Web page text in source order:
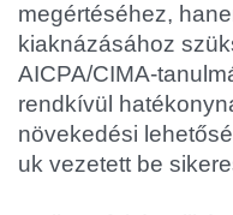
megértéséhez,
kiaknázásához
AICPA/CIMA-
rendkívül
növekedési
uk vezetett be